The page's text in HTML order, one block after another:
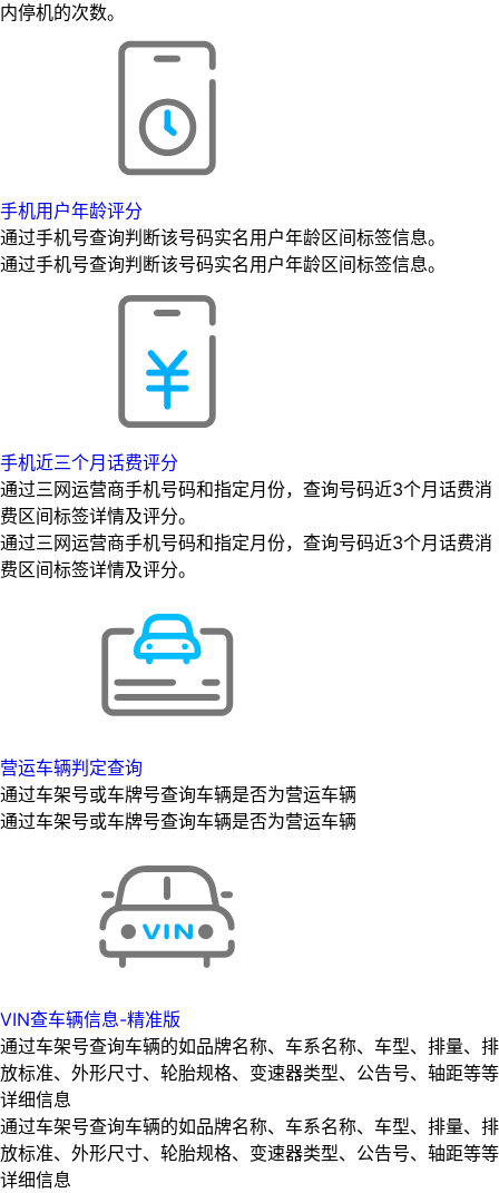
内停机的次数。
手机用户年龄评分
通过手机号查询判断该号码实名用户年龄区间标签信息。
通过手机号查询判断该号码实名用户年龄区间标签信息。
手机近三个月话费评分
通过三网运营商手机号码和指定月份，查询号码近3个月话费消
费区间标签详情及评分。
通过三网运营商手机号码和指定月份，查询号码近3个月话费消
费区间标签详情及评分。
营运车辆判定查询
通过车架号或车牌号查询车辆是否为营运车辆
通过车架号或车牌号查询车辆是否为营运车辆
VIN查车辆信息-精准版
通过车架号查询车辆的如品牌名称、车系名称、车型、排量、排
放标准、外形尺寸、轮胎规格、变速器类型、公告号、轴距等等
详细信息
通过车架号查询车辆的如品牌名称、车系名称、车型、排量、排
放标准、外形尺寸、轮胎规格、变速器类型、公告号、轴距等等
详细信息